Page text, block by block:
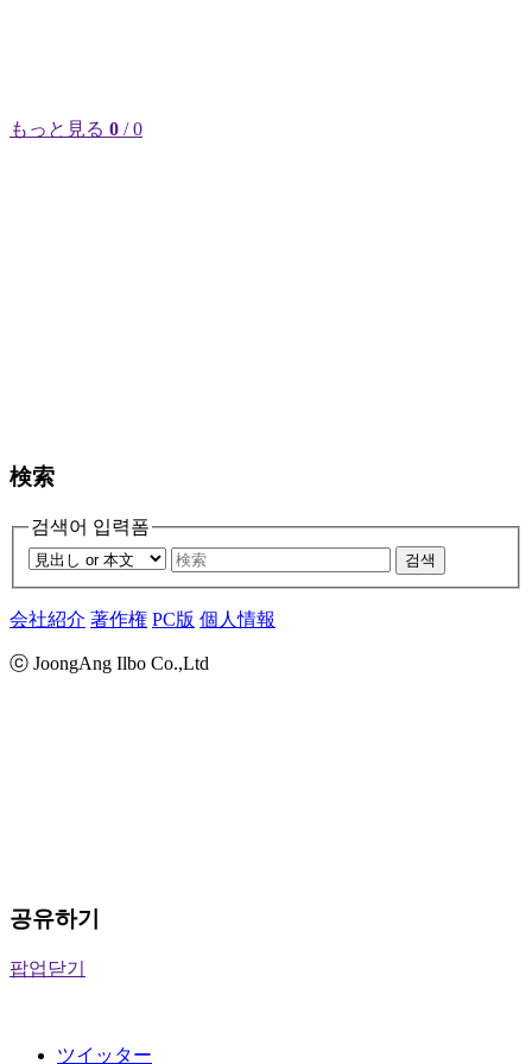
もっと見る 0 / 0
検索
검색어 입력폼
검색
会社紹介 著作権 PC版 個人情報
ⓒ JoongAng Ilbo Co.,Ltd
공유하기
팝업닫기
ツイッター